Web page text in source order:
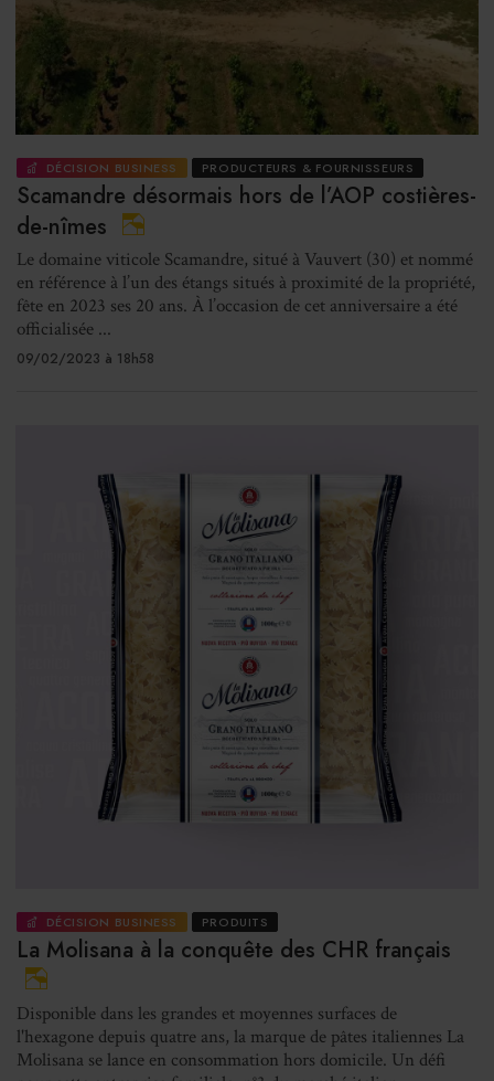
DÉCISION BUSINESS PRODUCTEURS & FOURNISSEURS
Scamandre désormais hors de l’AOP costières-
de-nîmes
Le domaine viticole Scamandre, situé à Vauvert (30) et nommé
en référence à l’un des étangs situés à proximité de la propriété,
fête en 2023 ses 20 ans. À l’occasion de cet anniversaire a été
officialisée ...
09/02/2023 à 18h58
DÉCISION BUSINESS PRODUITS
La Molisana à la conquête des CHR français
Disponible dans les grandes et moyennes surfaces de
l'hexagone depuis quatre ans, la marque de pâtes italiennes La
Molisana se lance en consommation hors domicile. Un défi